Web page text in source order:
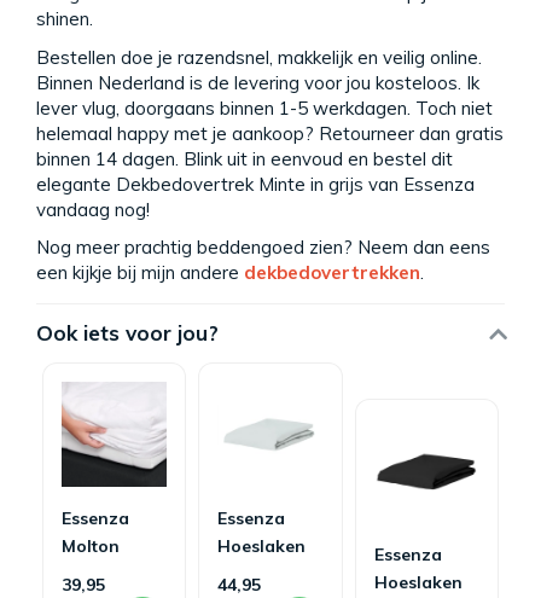
shinen.
Bestellen doe je razendsnel, makkelijk en veilig online.
Binnen Nederland is de levering voor jou kosteloos. Ik
lever vlug, doorgaans binnen 1-5 werkdagen. Toch niet
helemaal happy met je aankoop? Retourneer dan gratis
binnen 14 dagen. Blink uit in eenvoud en bestel dit
elegante Dekbedovertrek Minte in grijs van Essenza
vandaag nog!
Nog meer prachtig beddengoed zien? Neem dan eens
een kijkje bij mijn andere dekbedovertrekken.
Ook iets voor jou?
Essenza
Molton
Hoeslaken
39,95
Essenza
Hoeslaken
Minte Grey
44,95
Essenza
Hoeslaken